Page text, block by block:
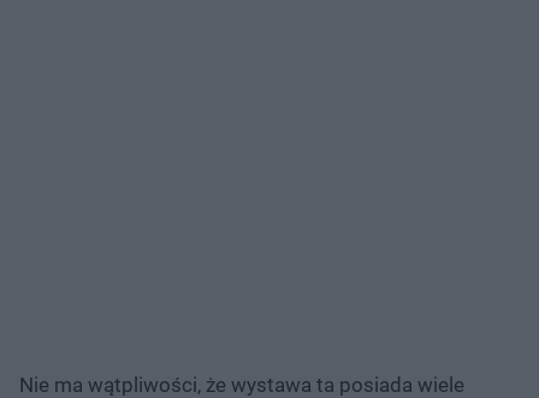
Nie ma wątpliwości, że wystawa ta posiada wiele